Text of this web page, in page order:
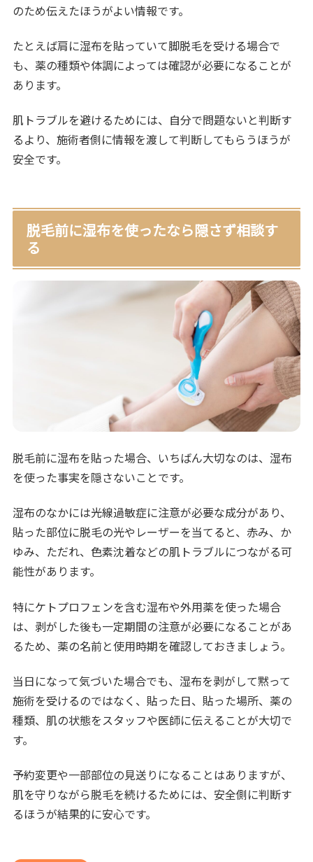
のため伝えたほうがよい情報です。
たとえば肩に湿布を貼っていて脚脱毛を受ける場合で
も、薬の種類や体調によっては確認が必要になることが
あります。
肌トラブルを避けるためには、自分で問題ないと判断す
るより、施術者側に情報を渡して判断してもらうほうが
安全です。
脱毛前に湿布を使ったなら隠さず相談す
る
脱毛前に湿布を貼った場合、いちばん大切なのは、湿布
を使った事実を隠さないことです。
湿布のなかには光線過敏症に注意が必要な成分があり、
貼った部位に脱毛の光やレーザーを当てると、赤み、か
ゆみ、ただれ、色素沈着などの肌トラブルにつながる可
能性があります。
特にケトプロフェンを含む湿布や外用薬を使った場合
は、剥がした後も一定期間の注意が必要になることがあ
るため、薬の名前と使用時期を確認しておきましょう。
当日になって気づいた場合でも、湿布を剥がして黙って
施術を受けるのではなく、貼った日、貼った場所、薬の
種類、肌の状態をスタッフや医師に伝えることが大切で
す。
予約変更や一部部位の見送りになることはありますが、
肌を守りながら脱毛を続けるためには、安全側に判断す
るほうが結果的に安心です。